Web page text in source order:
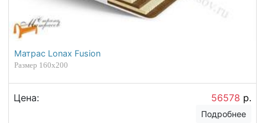
Матрас Lonax Fusion
Размер 160х200
Цена: 56578 р.
Подробнее